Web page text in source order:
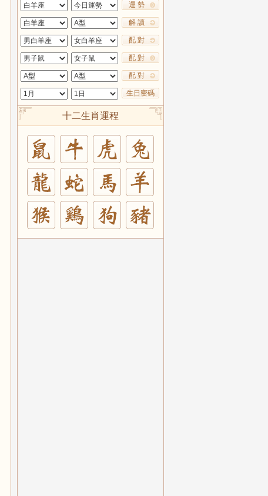
運 勢
解 讀
配 對
配 對
配 對
生日密碼
十二生肖運程